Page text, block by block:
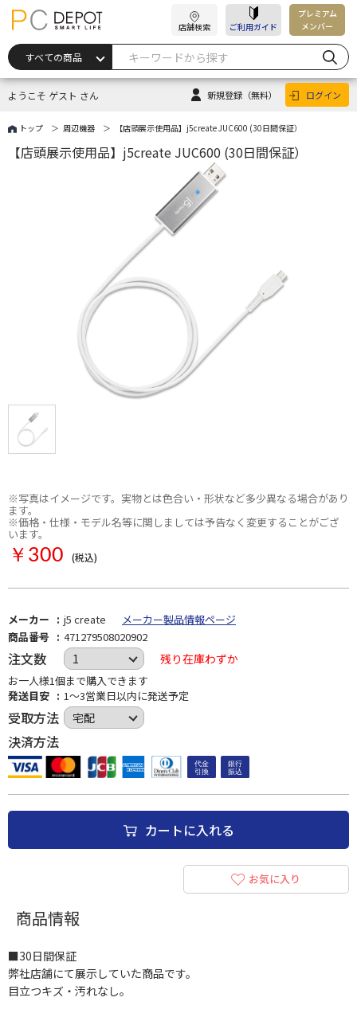
店舗検索 ご利用ガイド
プレミアム
メンバー
ようこそ ゲスト さん 新規登録 （無料） ログイン
トップ 周辺機器 【店頭展示使用品】j5create JUC600 (30日間保証）
※写真はイメージです。実物とは色合い・形状など多少異なる場合があり
ます。
※価格・仕様・モデル名等に関しましては予告なく変更することがござ
います。
【店頭展示使用品】j5create JUC600 (30日間保証）
￥300 (税込)
メーカー j5 create
メーカー製品情報ページ
商品番号
471279508020902
注文数 残り在庫わずか
お一人様1個まで購入できます
発送目安
1～3営業日以内に発送予定
受取方法
決済方法
カートに入れる
お気に入り
商品情報
■30日間保証
弊社店舗にて展示していた商品です。
目立つキズ・汚れなし。